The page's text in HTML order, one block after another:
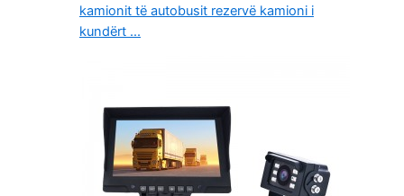
kamionit të autobusit rezervë kamioni i
kundërt ...